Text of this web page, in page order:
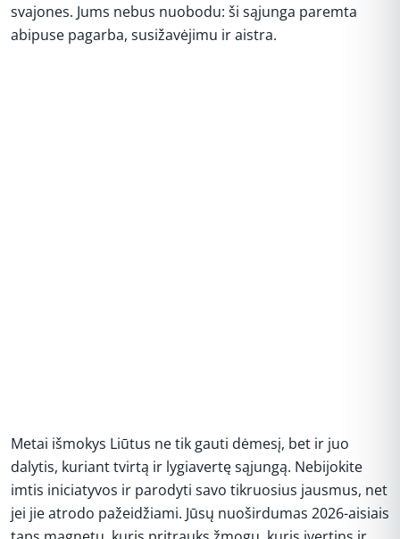
svajones. Jums nebus nuobodu: ši sąjunga paremta
abipuse pagarba, susižavėjimu ir aistra.
Metai išmokys Liūtus ne tik gauti dėmesį, bet ir juo
dalytis, kuriant tvirtą ir lygiavertę sąjungą. Nebijokite
imtis iniciatyvos ir parodyti savo tikruosius jausmus, net
jei jie atrodo pažeidžiami. Jūsų nuoširdumas 2026-aisiais